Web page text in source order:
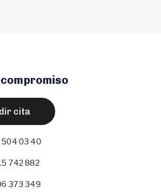
cita
504 03 40
742 882
373 349